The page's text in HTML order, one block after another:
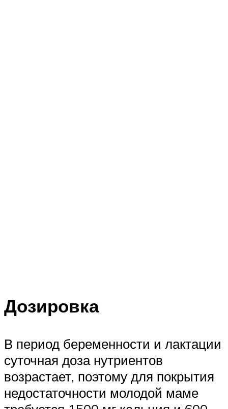
Дозировка
В период беременности и лактации
суточная доза нутриентов
возрастает, поэтому для покрытия
недостаточности молодой маме